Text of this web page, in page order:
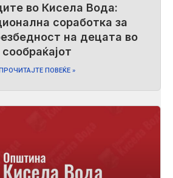
во Кисела Вода:
соработка за
на децата во
сообраќајот
ПОВЕЌЕ »